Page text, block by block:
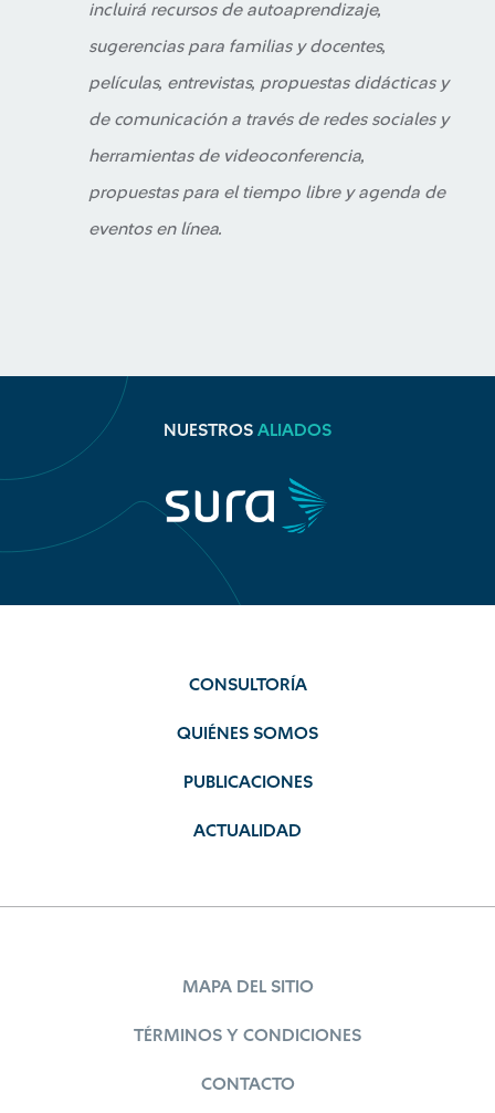
incluirá recursos de autoaprendizaje,
sugerencias para familias y docentes,
películas, entrevistas, propuestas didácticas y
de comunicación a través de redes sociales y
herramientas de videoconferencia,
propuestas para el tiempo libre y agenda de
eventos en línea.
NUESTROS ALIADOS
CONSULTORÍA
QUIÉNES SOMOS
PUBLICACIONES
ACTUALIDAD
MAPA DEL SITIO
TÉRMINOS Y CONDICIONES
CONTACTO